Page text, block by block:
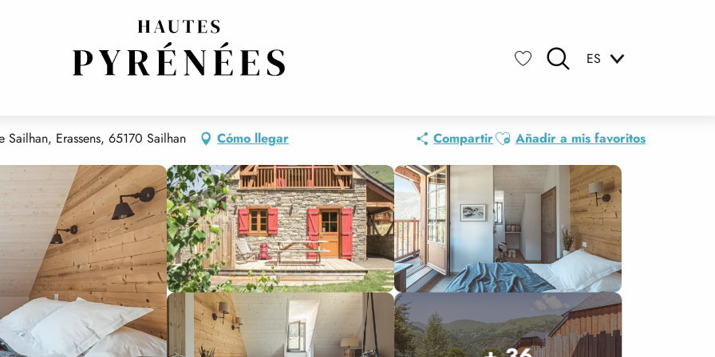
ES
LE PLA D'ADET
Sailhan, Erassens, 65170 Sailhan Cómo llegar CompartirAjouter aux favoris
Añadir a mis favoritos